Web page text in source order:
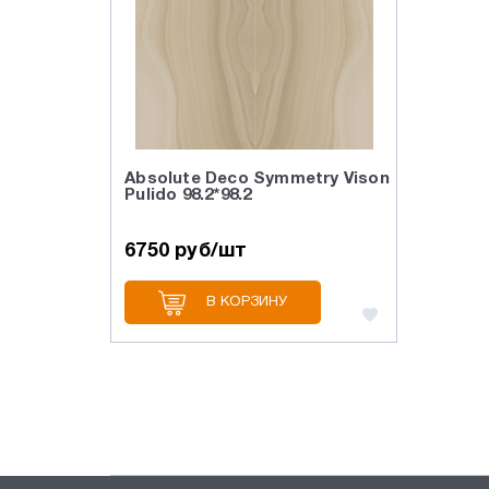
Absolute Deco Symmetry Vison
Pulido 98.2*98.2
6750 руб/шт
В КОРЗИНУ